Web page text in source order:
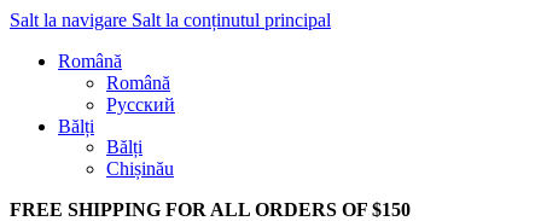
Salt la navigare Salt la conținutul principal
Română
Română
Русский
Bălți
Bălți
Chișinău
FREE SHIPPING FOR ALL ORDERS OF $150